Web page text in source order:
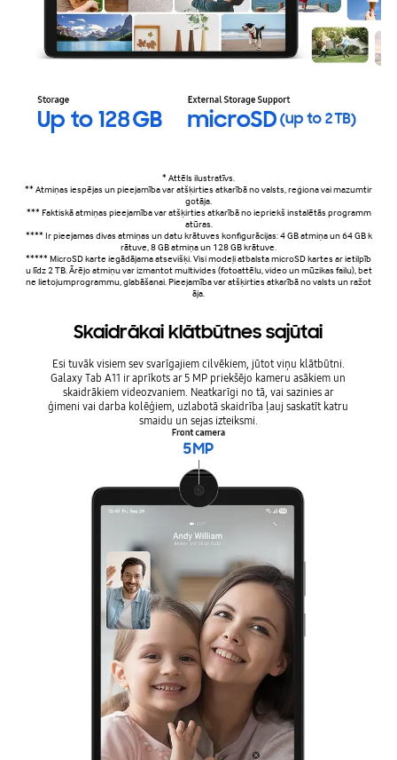
* Attēls ilustratīvs.
** Atmiņas iespējas un pieejamība var atšķirties atkarībā no valsts, reģiona vai mazumtir
gotāja.
*** Faktiskā atmiņas pieejamība var atšķirties atkarībā no iepriekš instalētās programm
atūras.
**** Ir pieejamas divas atmiņas un datu krātuves konfigurācijas: 4 GB atmiņa un 64 GB k
rātuve, 8 GB atmiņa un 128 GB krātuve.
***** MicroSD karte iegādājama atsevišķi. Visi modeļi atbalsta microSD kartes ar ietilpīb
u līdz 2 TB. Ārējo atmiņu var izmantot multivides (fotoattēlu, video un mūzikas failu), bet
ne lietojumprogrammu, glabāšanai. Pieejamība var atšķirties atkarībā no valsts un ražot
āja.
Skaidrākai klātbūtnes sajūtai
Esi tuvāk visiem sev svarīgajiem cilvēkiem, jūtot viņu klātbūtni.
Galaxy Tab A11 ir aprīkots ar 5 MP priekšējo kameru asākiem un
skaidrākiem videozvaniem. Neatkarīgi no tā, vai sazinies ar
ģimeni vai darba kolēģiem, uzlabotā skaidrība ļauj saskatīt katru
smaidu un sejas izteiksmi.